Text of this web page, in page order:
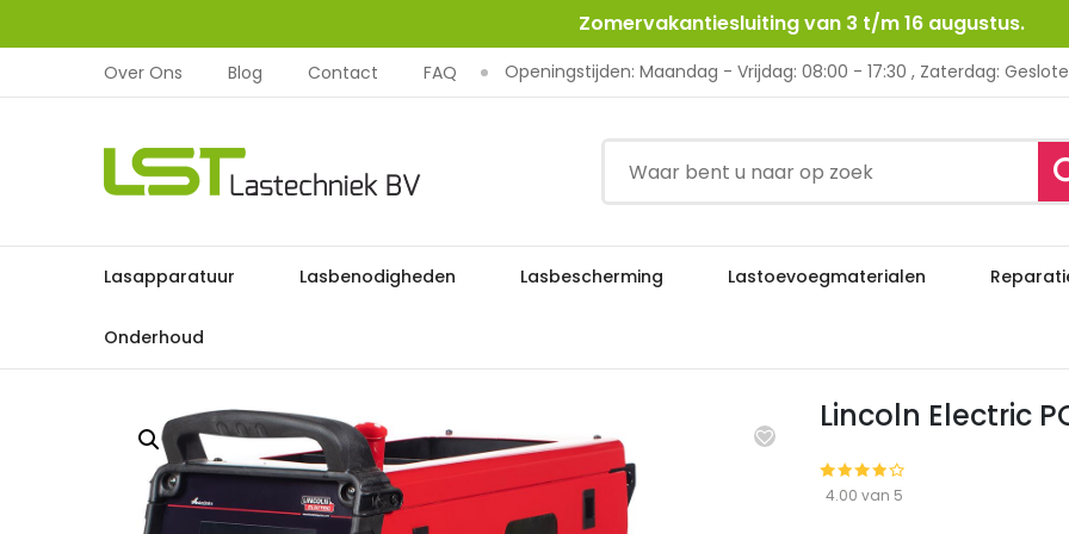
Zomervakantiesluiting van 3 t/m 16 augustus.
Over Ons Blog Contact FAQ Openingstijden: Maandag - Vrijdag: 08:00 - 17:30 , Zaterdag:
Lasapparatuur Lasbenodigheden Lasbescherming Lastoevoegmaterialen
Onderhoud
Home Lasapparatuur MIG / MAG Lasapparatuur Lincoln Electric
Lincoln Electric
4.00 van 5